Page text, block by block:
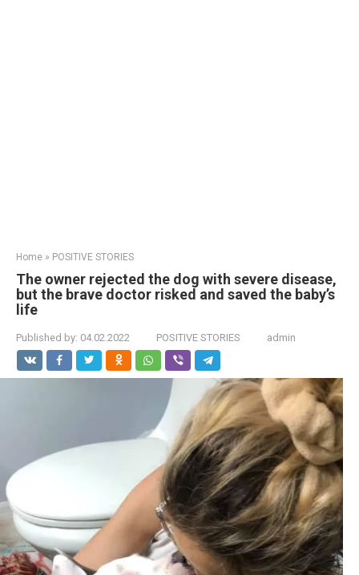
Home » POSITIVE STORIES
The owner rejected the dog with severe disease,
but the brave doctor risked and saved the baby’s
life
Published by: 04.02.2022 POSITIVE STORIES admin